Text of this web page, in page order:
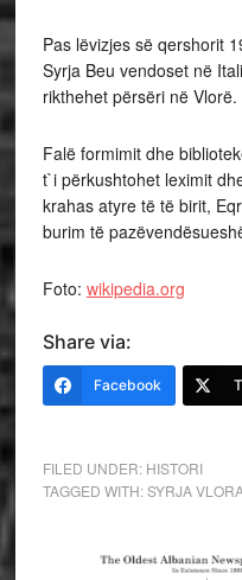
Pas lëvizjes së qershorit
Syrja Beu vendoset në
rikthehet përsëri në Vlorë.
Falë formimit dhe
t`i përkushtohet leximit
krahas atyre të të birit,
burim të
Foto: wikipedia.org
Share via:
Facebook
FILED UNDER: HISTORI
TAGGED WITH:SYRJA